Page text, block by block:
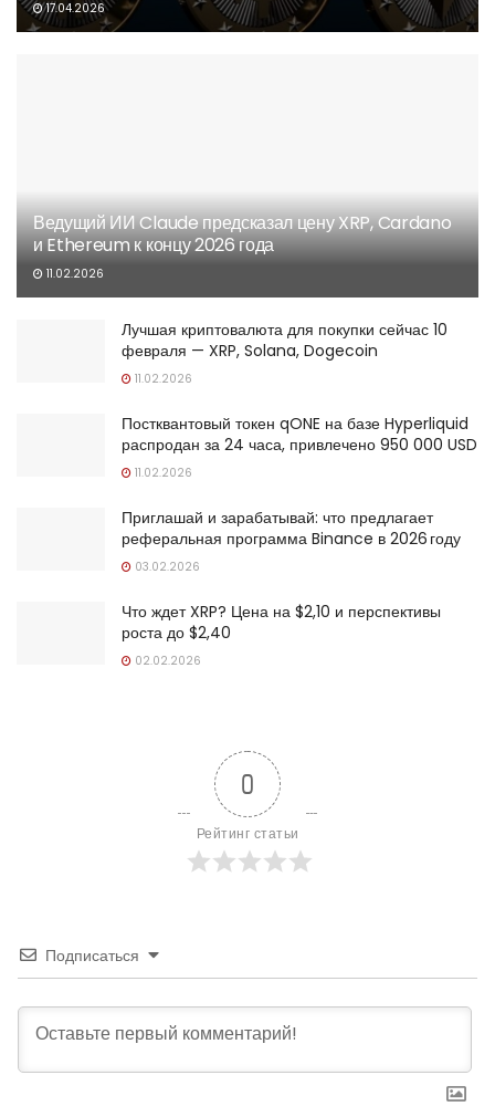
17.04.2026
Ведущий ИИ Claude предсказал цену XRP, Cardano
и Ethereum к концу 2026 года
11.02.2026
Лучшая криптовалюта для покупки сейчас 10
февраля — XRP, Solana, Dogecoin
11.02.2026
Постквантовый токен qONE на базе Hyperliquid
распродан за 24 часа, привлечено 950 000 USD
11.02.2026
Приглашай и зарабатывай: что предлагает
реферальная программа Binance в 2026 году
03.02.2026
Что ждет XRP? Цена на $2,10 и перспективы
роста до $2,40
02.02.2026
0
Рейтинг статьи
Подписаться